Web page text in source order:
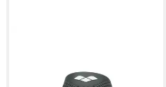
Bruno 004372 Badeschuh